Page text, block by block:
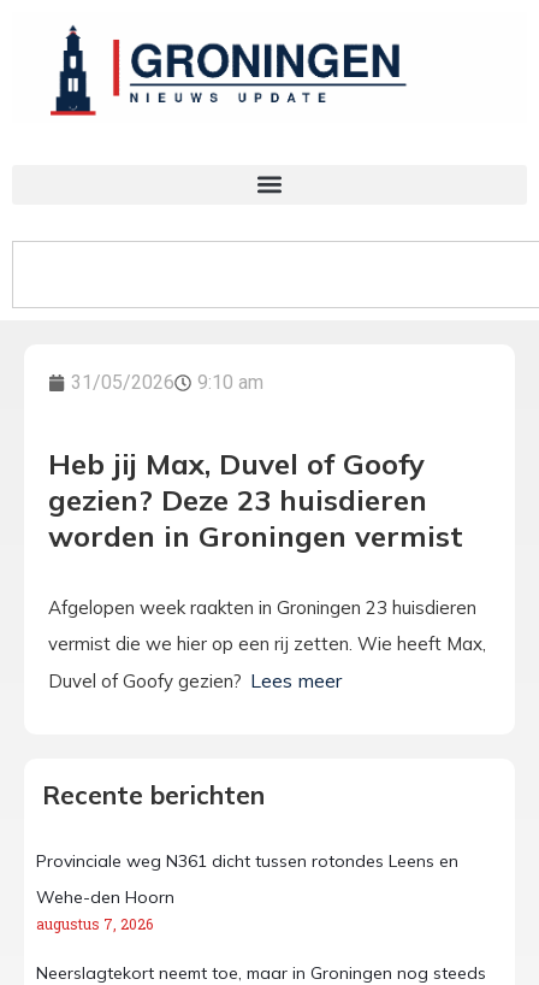
31/05/2026 9:10 am
Heb jij Max, Duvel of Goofy
gezien? Deze 23 huisdieren
worden in Groningen vermist
Afgelopen week raakten in Groningen 23 huisdieren
vermist die we hier op een rij zetten. Wie heeft Max,
Duvel of Goofy gezien?
Recente berichten
Provinciale weg N361 dicht tussen rotondes Leens en
Wehe-den Hoorn
augustus 7, 2026
Neerslagtekort neemt toe, maar in Groningen nog steeds